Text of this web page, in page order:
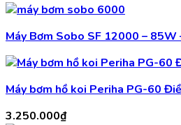
Máy Bơm Sobo SF 12000 – 85W
Máy bơm hồ koi Periha PG-60
3.250.000₫